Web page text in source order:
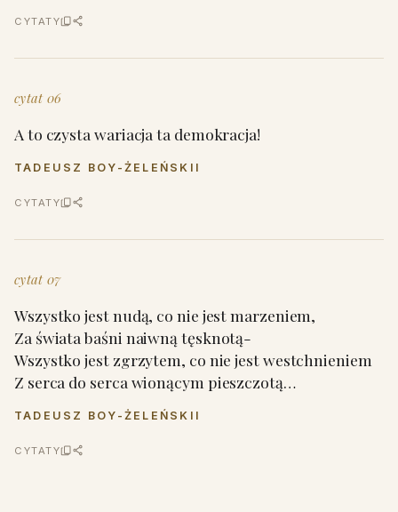
CYTATY
cytat 06
A to czysta wariacja ta demokracja!
TADEUSZ BOY-ŻELEŃSKII
CYTATY
cytat 07
Wszystko jest nudą, co nie jest marzeniem,
Za świata baśni naiwną tęsknotą-
Wszystko jest zgrzytem, co nie jest westchnieniem
Z serca do serca wionącym pieszczotą…
TADEUSZ BOY-ŻELEŃSKII
CYTATY